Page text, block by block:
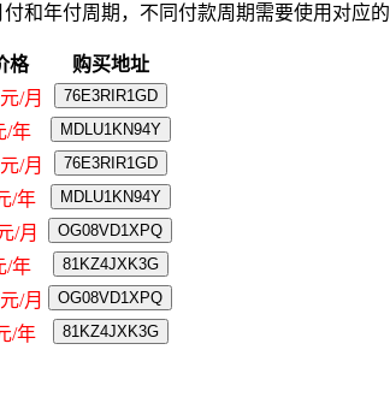
和年付周期，不同付款周期需要使用对应
格
购买地址
/月 76E3RIR1GD
/年 MDLU1KN94Y
/月 76E3RIR1GD
/年 MDLU1KN94Y
/月 OG08VD1XPQ
/年 81KZ4JXK3G
/月 OG08VD1XPQ
/年 81KZ4JXK3G